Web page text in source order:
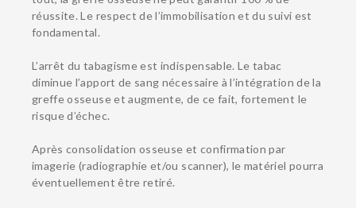
réussite. Le respect de l’immobilisation et du suivi est
fondamental.
L’arrêt du tabagisme est indispensable. Le tabac
diminue l’apport de sang nécessaire à l’intégration de la
greffe osseuse et augmente, de ce fait, fortement le
risque d’échec.
Après consolidation osseuse et confirmation par
imagerie (radiographie et/ou scanner), le matériel pourra
éventuellement être retiré.